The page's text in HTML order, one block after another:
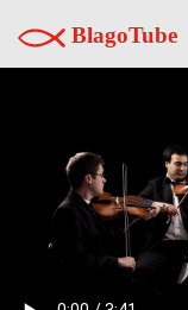
BlagoTube